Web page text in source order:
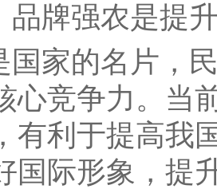
品牌强农是提
国家的名片，
心竞争力。当
有利于提高我
国际形象，提